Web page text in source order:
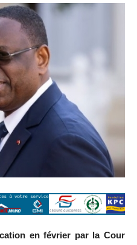
en février par la Cour